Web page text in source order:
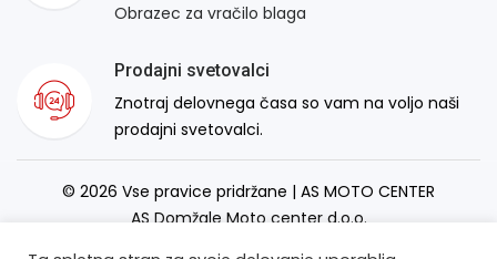
Obrazec za vračilo blaga
Prodajni svetovalci
Znotraj delovnega časa so vam na voljo naši
prodajni svetovalci.
© 2026 Vse pravice pridržane | AS MOTO CENTER
AS Domžale Moto center d.o.o.